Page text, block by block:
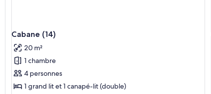
Cabane (14)
20 m²
1 chambre
4 personnes
1 grand lit et 1 canapé-lit (double)